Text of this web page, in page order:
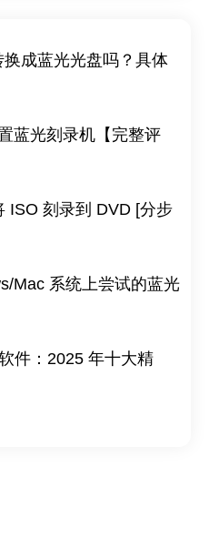
成蓝光光盘吗？具体
蓝光刻录机【完整评
ISO 刻录到 DVD [分步
Mac 系统上尝试的蓝光
件：2025 年十大精